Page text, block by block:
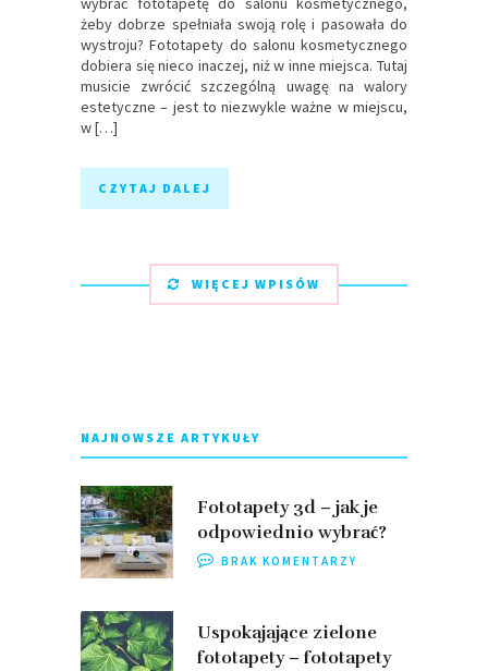
żeby dobrze spełniała swoją rolę i pasowała do
wystroju? Fototapety do salonu kosmetycznego
dobiera się nieco inaczej, niż w inne miejsca. Tutaj
musicie zwrócić szczególną uwagę na walory
estetyczne – jest to niezwykle ważne w miejscu,
w […]
CZYTAJ DALEJ
WIĘCEJ WPISÓW
NAJNOWSZE ARTYKUŁY
Fototapety 3d – jak je
odpowiednio wybrać?
BRAK KOMENTARZY
Uspokajające zielone
fototapety – fototapety